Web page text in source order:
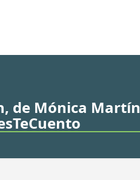
de Mónica Martín